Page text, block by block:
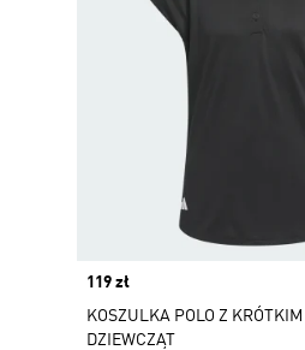
Price
119 zł
KOSZULKA POLO Z
DZIEWCZĄT